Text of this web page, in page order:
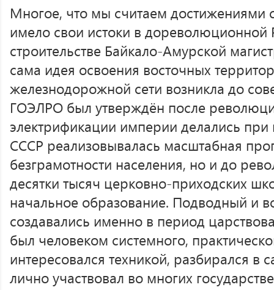
Многое, что мы считаем достижениями
имело свои истоки в дореволюционной
строительстве Байкало-Амурской
сама идея освоения восточных
железнодорожной сети возникла до
ГОЭЛРО был утверждён после
электрификации империи делались
СССР реализовывалась масштабная
безграмотности населения, но и до
десятки тысяч церковно-приходских
начальное образование. Подводный и
создавались именно в период
был человеком системного,
интересовался техникой, разбирался в
лично участвовал во многих